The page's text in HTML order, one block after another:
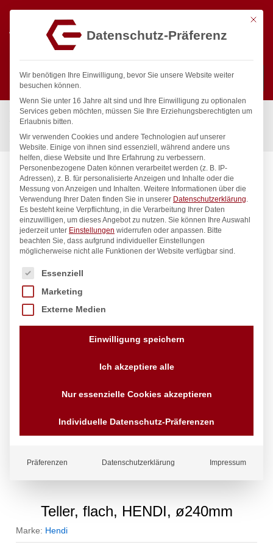
Suchen
Start / Gastronomiebedarf & Gastro Geräte für Profis
Präsentation
Geschirr Teller, flach, HENDI, ø240mm
Teller, flach, HENDI, ø240mm
Marke: Hendi
Mit
Datenschutz-Präferenz
Wir benötigen Ihre Einwilligung, bevor Sie unsere Website weiter
besuchen können.
Wenn Sie unter 16 Jahre alt sind und Ihre Einwilligung zu optionalen
Services geben möchten, müssen Sie Ihre Erziehungsberechtigten um
Erlaubnis bitten.
Wir verwenden Cookies und andere Technologien auf unserer
Website. Einige von ihnen sind essenziell, während andere uns
helfen, diese Website und Ihre Erfahrung zu verbessern.
Personenbezogene Daten können verarbeitet werden (z. B. IP-
Adressen), z. B. für personalisierte Anzeigen und Inhalte oder die
Messung von Anzeigen und Inhalten. Weitere Informationen über die
Verwendung Ihrer Daten finden Sie in unserer Datenschutzerklärung.
Es besteht keine Verpflichtung, in die Verarbeitung Ihrer Daten
einzuwilligen, um dieses Angebot zu nutzen. Sie können Ihre Auswahl
jederzeit unter Einstellungen widerrufen oder anpassen. Bitte
beachten Sie, dass aufgrund individueller Einstellungen
möglicherweise nicht alle Funktionen der Website verfügbar sind.
Es folgt eine Liste der Service-Gruppen, für die eine
Essenziell
Marketing
Externe Medien
Einwilligung speichern
Ich akzeptiere alle
Nur essenzielle Cookies akzeptieren
Individuelle Datenschutz-Präferenzen
Präferenzen Datenschutzerklärung Impressum